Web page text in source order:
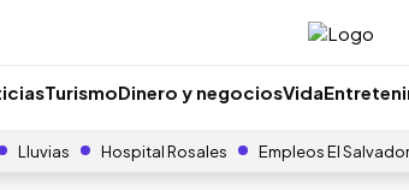
TurismoDinero y negociosVida
Lluvias Hospital Rosales Empleos El Salvador